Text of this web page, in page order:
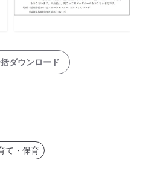
ダウンロード
て・保育